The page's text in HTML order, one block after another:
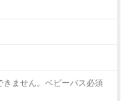
ません。ベビーバス必須